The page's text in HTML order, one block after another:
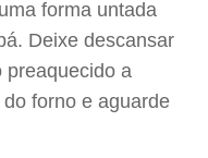
forma untada
Deixe descansar
preaquecido a
forno e aguarde